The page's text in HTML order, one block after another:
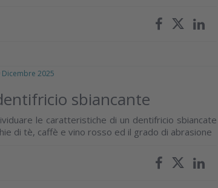
2025
sbiancante
le caratteristiche di un dentifricio sbiancate
di tè, caffè e vino rosso ed il grado di abrasione